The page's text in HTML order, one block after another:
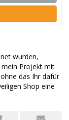
wurden,
Projekt mit
das Ihr dafür
Shop eine